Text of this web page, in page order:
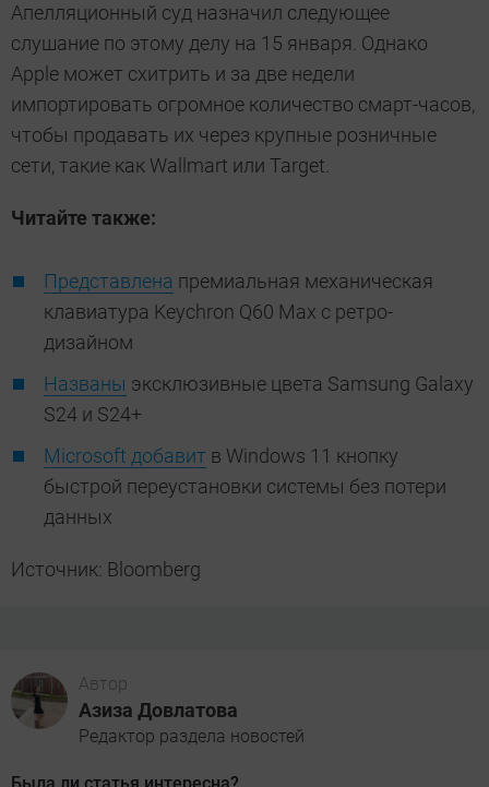
Апелляционный суд назначил следующее
слушание по этому делу на 15 января. Однако
Apple может схитрить и за две недели
импортировать огромное количество смарт-часов,
чтобы продавать их через крупные розничные
сети, такие как Wallmart или Target.
Читайте также:
Представлена премиальная механическая
клавиатура Keychron Q60 Max с ретро-
дизайном
Названы эксклюзивные цвета Samsung Galaxy
S24 и S24+
Microsoft добавит в Windows 11 кнопку
быстрой переустановки системы без потери
данных
Источник: Bloomberg
Автор
Азиза Довлатова
Редактор раздела новостей